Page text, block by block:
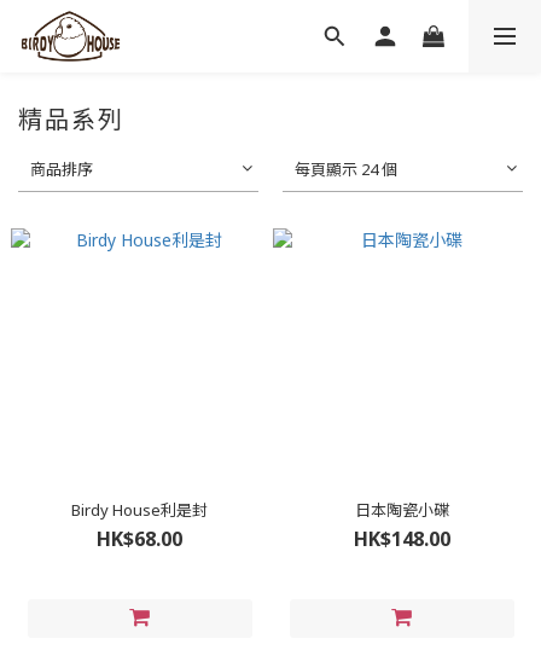
精品系列
商品排序 每頁顯示 24 個
Birdy House利是封
HK$68.00
日本陶瓷小碟
HK$148.00